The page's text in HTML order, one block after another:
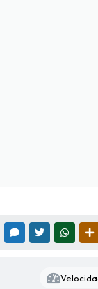
FACEBOOKMESSENGER
TWITTER